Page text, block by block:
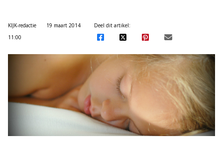
KIJK-redactie
19 maart 2014
11:00
Deel dit artikel: